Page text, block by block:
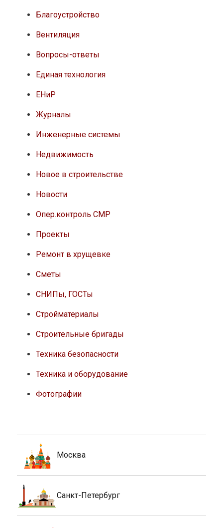
Благоустройство
Вентиляция
Вопросы-ответы
Единая технология
ЕНиР
Журналы
Инженерные системы
Недвижимость
Новое в строительстве
Новости
Опер.контроль СМР
Проекты
Ремонт в хрущевке
Сметы
СНИПы, ГОСТы
Стройматериалы
Строительные бригады
Техника безопасности
Техника и оборудование
Фотографии
Москва
Санкт-Петербург